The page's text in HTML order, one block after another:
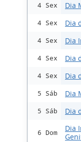
4 Sex Dia
4 Sex Dia
4 Sex Dia
4 Sex Dia
4 Sex Dia
5 Sáb Dia
5 Sáb Dia
6 Dom
Dia